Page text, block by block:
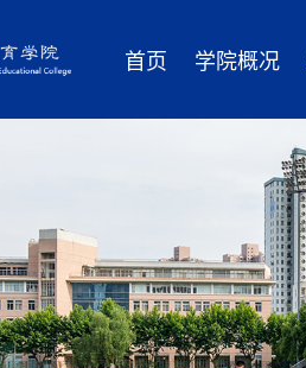
首页 学院概况